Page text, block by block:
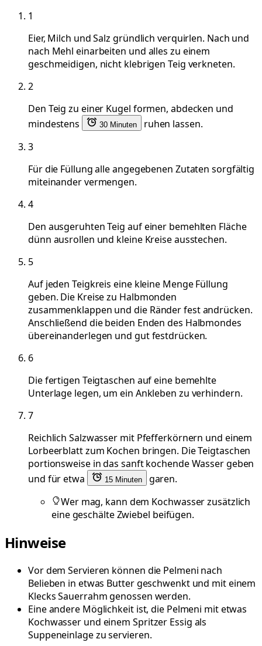
1
Eier, Milch und Salz gründlich verquirlen. Nach und
nach Mehl einarbeiten und alles zu einem
geschmeidigen, nicht klebrigen Teig verkneten.
2
Den Teig zu einer Kugel formen, abdecken und
mindestens
30 Minuten
ruhen lassen.
3
Für die Füllung alle angegebenen Zutaten sorgfältig
miteinander vermengen.
4
Den ausgeruhten Teig auf einer bemehlten Fläche
dünn ausrollen und kleine Kreise ausstechen.
5
Auf jeden Teigkreis eine kleine Menge Füllung
geben. Die Kreise zu Halbmonden
zusammenklappen und die Ränder fest andrücken.
Anschließend die beiden Enden des Halbmondes
übereinanderlegen und gut festdrücken.
6
Die fertigen Teigtaschen auf eine bemehlte
Unterlage legen, um ein Ankleben zu verhindern.
7
Reichlich Salzwasser mit Pfefferkörnern und einem
Lorbeerblatt zum Kochen bringen. Die Teigtaschen
portionsweise in das sanft kochende Wasser geben
und für etwa
15 Minuten
garen.
Wer mag, kann dem Kochwasser zusätzlich
eine geschälte Zwiebel beifügen.
Hinweise
Vor dem Servieren können die Pelmeni nach
Belieben in etwas Butter geschwenkt und mit einem
Klecks Sauerrahm genossen werden.
Eine andere Möglichkeit ist, die Pelmeni mit etwas
Kochwasser und einem Spritzer Essig als
Suppeneinlage zu servieren.